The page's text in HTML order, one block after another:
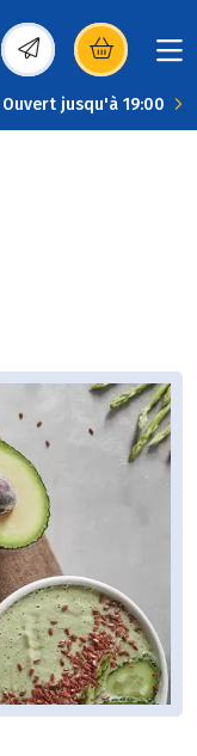
(s’ouvre dans une
Ouvert jusqu'à 19:00